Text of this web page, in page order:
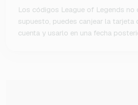
Los códigos League of Legends no
supuesto, puedes canjear la tarjeta
cuenta y usarlo en una fecha